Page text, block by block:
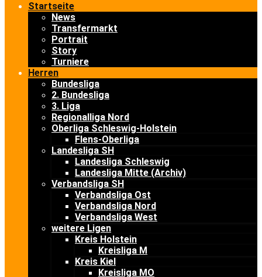
Startseite
News
Transfermarkt
Portrait
Story
Turniere
Herren
Bundesliga
2. Bundesliga
3. Liga
Regionalliga Nord
Oberliga Schleswig-Holstein
Flens-Oberliga
Landesliga SH
Landesliga Schleswig
Landesliga Mitte (Archiv)
Verbandsliga SH
Verbandsliga Ost
Verbandsliga Nord
Verbandsliga West
weitere Ligen
Kreis Holstein
Kreisliga M
Kreis Kiel
Kreisliga MO